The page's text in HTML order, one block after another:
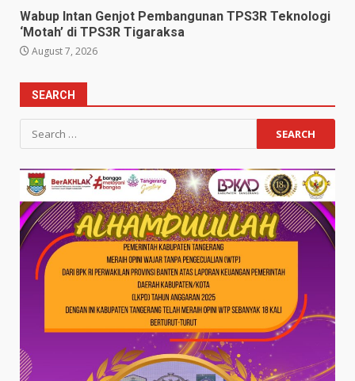
Wabup Intan Genjot Pembangunan TPS3R Teknologi
‘Motah’ di TPS3R Tigaraksa
August 7, 2026
SEARCH
Search
for: